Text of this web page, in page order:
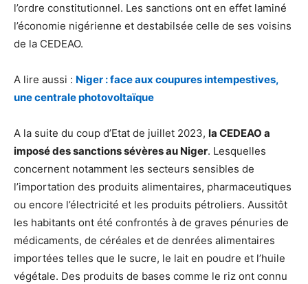
l’ordre constitutionnel. Les sanctions ont en effet laminé
l’économie nigérienne et destabilsée celle de ses voisins
de la CEDEAO.
A lire aussi : Niger : face aux coupures intempestives,
une centrale photovoltaïque
A la suite du coup d’Etat de juillet 2023, la CEDEAO a
imposé des sanctions sévères au Niger. Lesquelles
concernent notamment les secteurs sensibles de
l’importation des produits alimentaires, pharmaceutiques
ou encore l’électricité et les produits pétroliers. Aussitôt
les habitants ont été confrontés à de graves pénuries de
médicaments, de céréales et de denrées alimentaires
importées telles que le sucre, le lait en poudre et l’huile
végétale. Des produits de bases comme le riz ont connu